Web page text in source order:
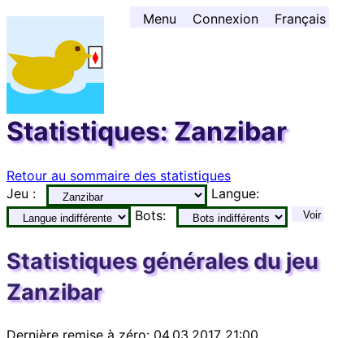
au contenu ↓ Menu Connexion Français
Statistiques: Zanzibar
Retour au sommaire des statistiques
Jeu :
Langue:
Bots:
Voir
Statistiques générales du jeu
Zanzibar